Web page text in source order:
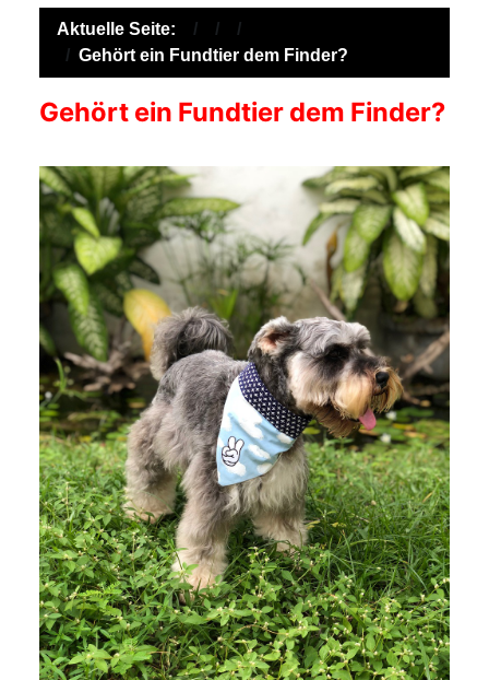
Aktuelle Seite:
Gehört ein Fundtier dem Finder?
Gehört ein Fundtier dem Finder?